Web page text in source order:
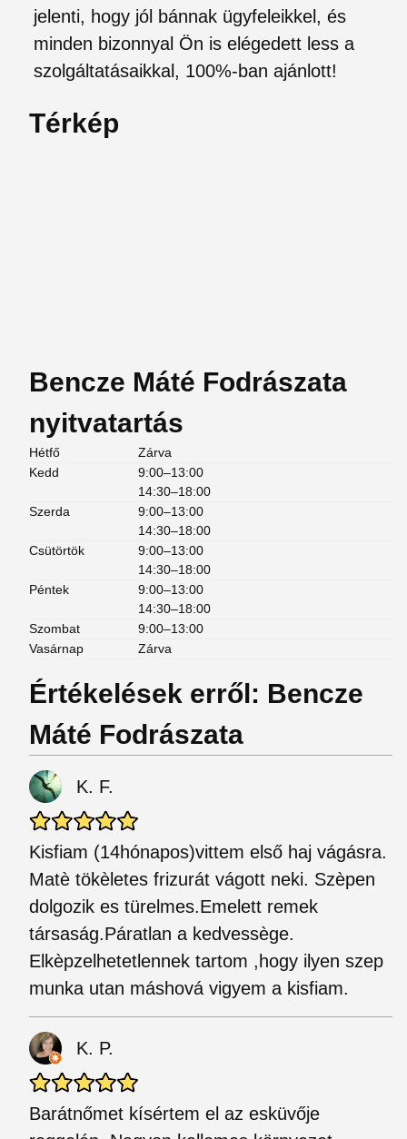
jelenti, hogy jól bánnak ügyfeleikkel, és
minden bizonnyal Ön is elégedett less a
szolgáltatásaikkal, 100%-ban ajánlott!
Térkép
Bencze Máté Fodrászata
nyitvatartás
Hétfő
Zárva
Kedd
9:00–13:00
14:30–18:00
Szerda
9:00–13:00
14:30–18:00
Csütörtök
9:00–13:00
14:30–18:00
Péntek
9:00–13:00
14:30–18:00
Szombat
9:00–13:00
Vasárnap
Zárva
Értékelések erről: Bencze
Máté Fodrászata
K. F.
Kisfiam (14hónapos)vittem első haj vágásra.
Matè tökèletes frizurát vágott neki. Szèpen
dolgozik es türelmes.Emelett remek
társaság.Páratlan a kedvessège.
Elkèpzelhetetlennek tartom ,hogy ilyen szep
munka utan máshová vigyem a kisfiam.
K. P.
Barátnőmet kísértem el az esküvője